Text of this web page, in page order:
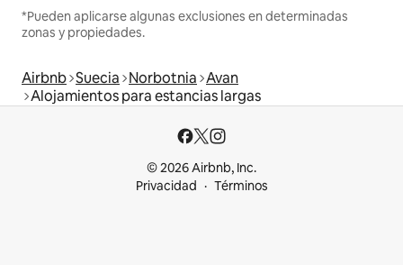
*Pueden aplicarse algunas exclusiones en determinadas
zonas y propiedades.
Airbnb Suecia Norbotnia Avan
Alojamientos para estancias largas
© 2026 Airbnb, Inc.
Privacidad
Términos